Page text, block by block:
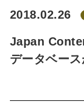
2018.02.26
Japan
データベー